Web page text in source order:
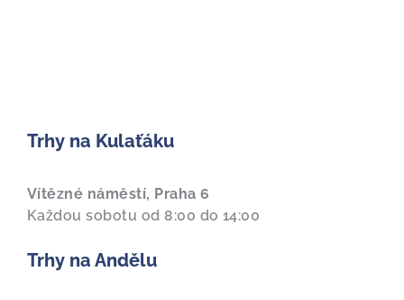
Trhy na Kulaťáku
Vítězné náměstí, Praha 6
Každou sobotu od 8:00 do 14:00
Trhy na Andělu